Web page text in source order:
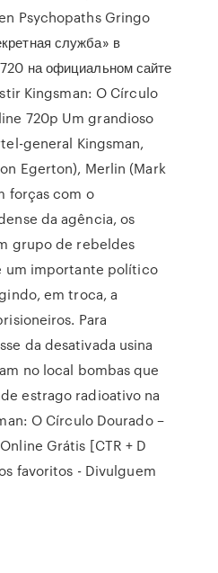
Psychopaths Gringo
служба» в
на официальном сайте
Kingsman: O Círculo
720p Um grandioso
general Kingsman,
Egerton), Merlin (Mark
forças com o
da agência, os
grupo de rebeldes
um importante político
em troca, a
Para
da desativada usina
no local bombas que
estrago radioativo na
O Círculo Dourado –
Grátis [CTR + D
favoritos - Divulguem